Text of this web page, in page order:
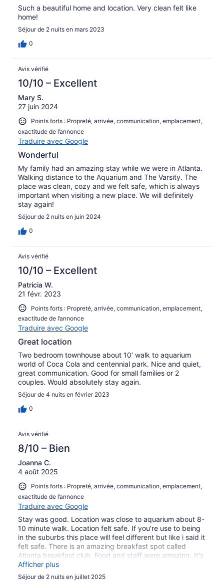
Such a beautiful home and location. Very clean felt like
home!
Séjour de 2 nuits en mars 2023
0
Avis vérifié
10/10 – Excellent
Mary S.
27 juin 2024
Points forts : Propreté, arrivée, communication, emplacement,
exactitude de l’annonce
Traduire avec Google
Wonderful
My family had an amazing stay while we were in Atlanta.
Walking distance to the Aquarium and The Varsity. The
place was clean, cozy and we felt safe, which is always
important when visiting a new place. We will definitely
stay again!
Séjour de 2 nuits en juin 2024
0
Avis vérifié
10/10 – Excellent
Patricia W.
21 févr. 2023
Points forts : Propreté, arrivée, communication, emplacement,
exactitude de l’annonce
Traduire avec Google
Great location
Two bedroom townhouse about 10’ walk to aquarium
world of Coca Cola and centennial park. Nice and quiet,
great communication. Good for small families or 2
couples. Would absolutely stay again.
Séjour de 4 nuits en février 2023
0
Avis vérifié
8/10 – Bien
Joanna C.
4 août 2025
Points forts : Propreté, arrivée, communication, emplacement,
exactitude de l’annonce
Traduire avec Google
Stay was good. Location was close to aquarium about 8-
10 minute walk. Location felt safe. If you're use to being
in the suburbs this place will feel different but like i said it
felt safe. There is an amazing breakfast spot called
Atlanta breakfast club. Food and staff were amazing. It's
like 7 min walk.
Afficher plus
Séjour de 2 nuits en juillet 2025